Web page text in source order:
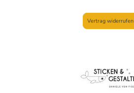
Vertrag widerrufen